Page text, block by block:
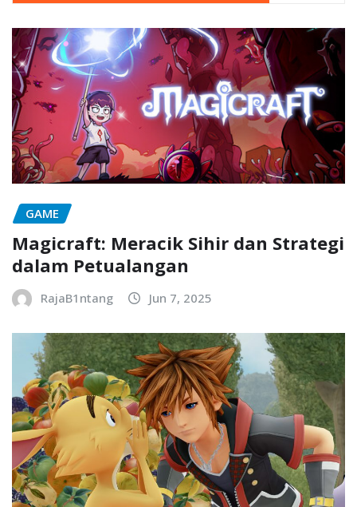
GAME
Magicraft: Meracik Sihir dan Strategi
dalam Petualangan
RajaB1ntang Jun 7, 2025